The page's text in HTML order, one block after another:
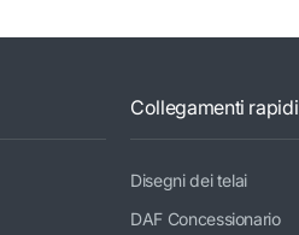
Collegamenti rapidi
Disegni dei telai
DAF Concessionario